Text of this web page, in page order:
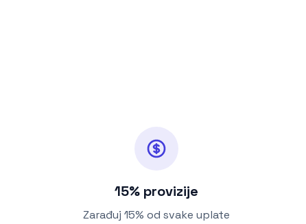
15% provizije
Zarađuj 15% od svake uplate